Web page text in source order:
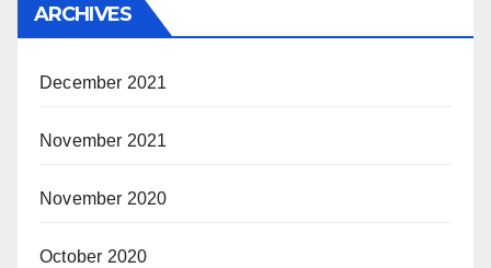
ARCHIVES
December 2021
November 2021
November 2020
October 2020